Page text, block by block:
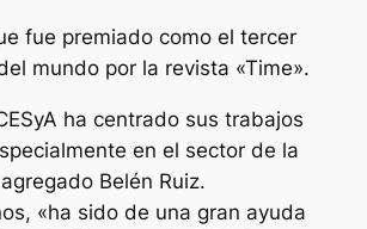
fue premiado como el tercer
mundo por la revista «Time».
ha centrado sus trabajos
en el sector de la
Belén Ruiz.
«ha sido de una gran ayuda